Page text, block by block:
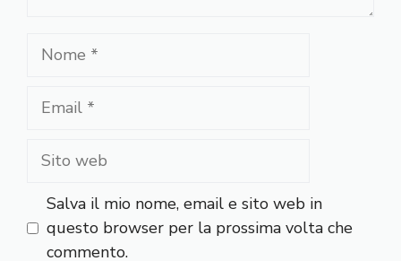
Nome
Email
Sito
Salva il mio nome, email e sito web in
questo browser per la prossima volta che
commento.